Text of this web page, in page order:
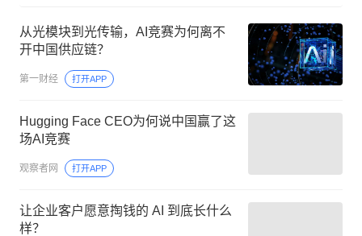
从光模块到光传输，AI竞赛为何离不
开中国供应链？
第一财经 打开APP
Hugging Face CEO为何说中国赢了这
场AI竞赛
观察者网 打开APP
让企业客户愿意掏钱的 AI 到底长什么
样？